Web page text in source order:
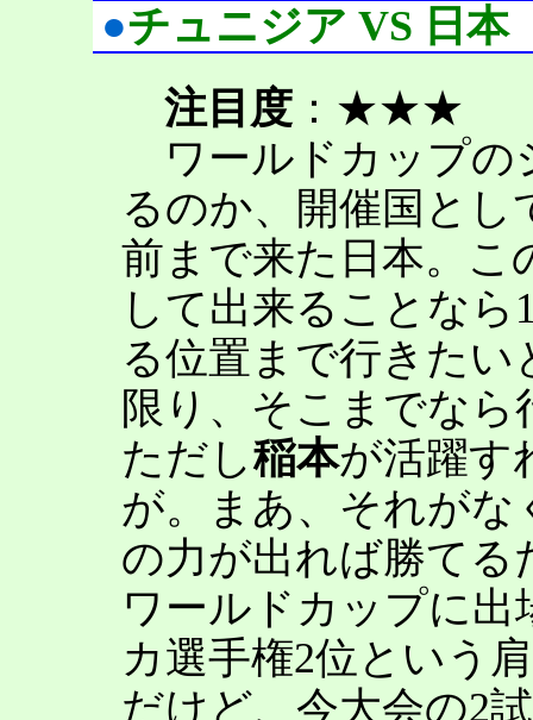
●チュニジア VS 日本
注目度：★★★
ワールドカップの
るのか、開催国とし
前まで来た日本。こ
して出来ることな
る位置まで行きた
限り、そこまでな
ただし稲本が活躍す
が。まあ、それが
の力が出れば勝て
ワールドカップに
カ選手権2位という
だけど、今大会の2